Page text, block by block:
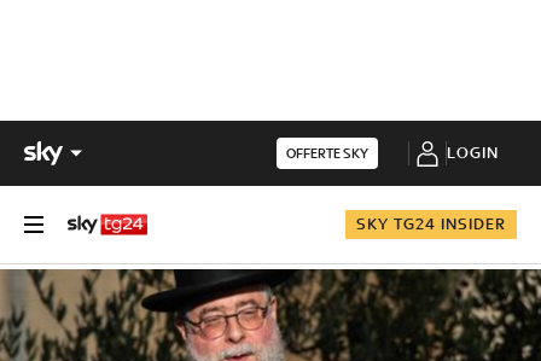
OFFERTE SKY LOGIN
SKY TG24 INSIDER